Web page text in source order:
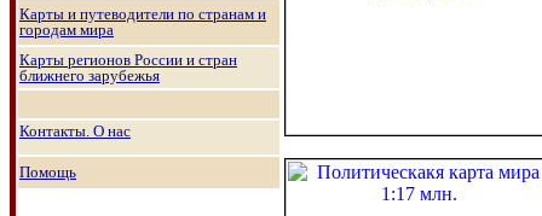
Карты и путеводители по странам и
городам мира
Карты регионов России и стран
ближнего зарубежья
Контакты. О нас
Помощь